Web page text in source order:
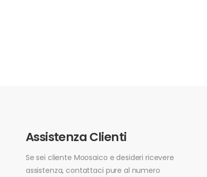
Assistenza Clienti
Se sei cliente Moosaico e desideri ricevere
assistenza, contattaci pure al numero